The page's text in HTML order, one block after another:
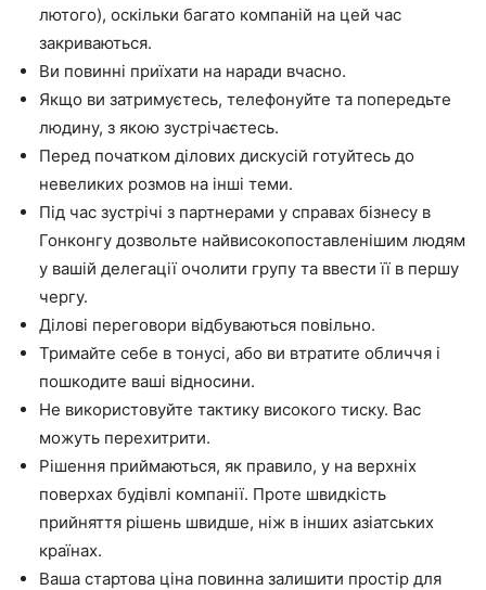
лютого), оскільки багато компаній на цей час
закриваються.
Ви повинні приїхати на наради вчасно.
Якщо ви затримуєтесь, телефонуйте та попередьте
людину, з якою зустрічаєтесь.
Перед початком ділових дискусій готуйтесь до
невеликих розмов на інші теми.
Під час зустрічі з партнерами у справах бізнесу в
Гонконгу дозвольте найвисокопоставленішим людям
у вашій делегації очолити групу та ввести її в першу
чергу.
Ділові переговори відбуваються повільно.
Тримайте себе в тонусі, або ви втратите обличчя і
пошкодите ваші відносини.
Не використовуйте тактику високого тиску. Вас
можуть перехитрити.
Рішення приймаються, як правило, у на верхніх
поверхах будівлі компанії. Проте швидкість
прийняття рішень швидше, ніж в інших азіатських
країнах.
Ваша стартова ціна повинна залишити простір для